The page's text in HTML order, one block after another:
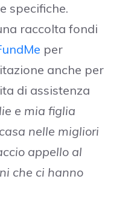
specifiche.
raccolta fondi
per
anche per
di assistenza
e mia figlia
nelle migliori
appello al
che ci hanno